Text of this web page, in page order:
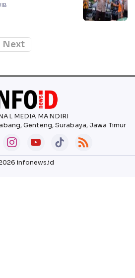
Next
MEDIA MANDIRI
Genteng, Surabaya, Jawa Timur
infonews.id